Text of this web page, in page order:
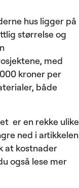
hus ligger på
størrelse og
med
kroner per
både
er en rekke ulike
ned i artikkelen
at kostnader
også lese mer